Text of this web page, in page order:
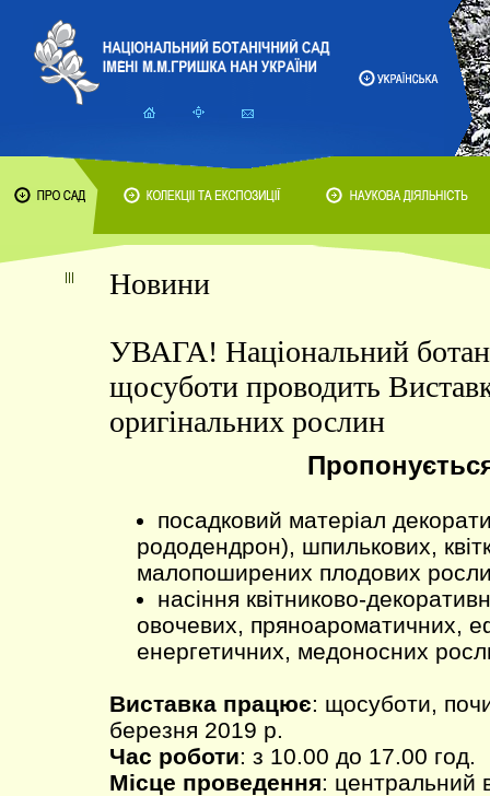
Новини
УВАГА! Національний
щосуботи проводить
оригінальних рослин
посадковий матеріал
рододендрон), шпилькових,
малопоширених плодових
насіння квітниково-
овочевих, пряноароматичних,
енергетичних, медоносних
Виставка працює: щосуботи,
березня 2019 р.
Час роботи: з 10.00 до 17.00 год.
Місце проведення: центральний